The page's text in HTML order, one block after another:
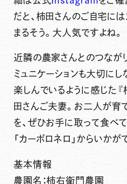
だと、柿田さんのご自宅に
まるそう。大人気ですよね。
近隣の農家さんとのつなが
ミュニケーションも大切に
楽しんでいるように感じた
田さんご夫妻。お二人が育
を、ぜひお手に取って食べ
「カーボロネロ」からいかが
基本情報
農園名：柿右衛門農園